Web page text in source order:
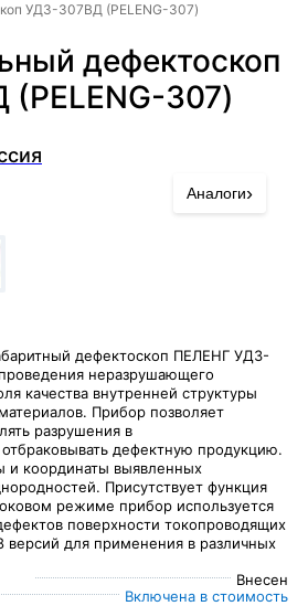
УД3-307ВД (PELENG-307)
дефектоскоп
307)
Аналоги›
дефектоскоп ПЕЛЕНГ УД3-
неразрушающего
качества внутренней структуры
Прибор позволяет
разрушения в
дефектную продукцию.
и координаты выявленных
Присутствует функция
режиме прибор используется
поверхности токопроводящих
версий для применения в различных
Внесен
Включена в стоимость